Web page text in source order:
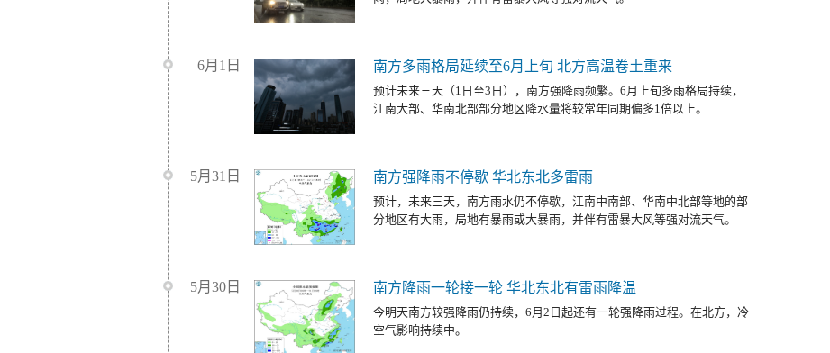
6月1日 南方多雨格局延续至6月上旬 北方高温卷土重来
预计未来三天（1日至3日），南方强降雨频繁。6月上旬多雨格局持续，
江南大部、华南北部部分地区降水量将较常年同期偏多1倍以上。
5月31日 南方强降雨不停歇 华北东北多雷雨
预计，未来三天，南方雨水仍不停歇，江南中南部、华南中北部等地的部
分地区有大雨，局地有暴雨或大暴雨，并伴有雷暴大风等强对流天气。
5月30日 南方降雨一轮接一轮 华北东北有雷雨降温
今明天南方较强降雨仍持续，6月2日起还有一轮强降雨过程。在北方，冷
空气影响持续中。